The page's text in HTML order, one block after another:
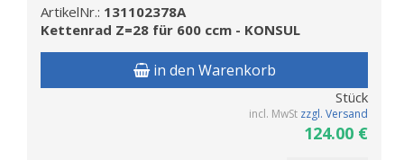
ArtikelNr.: 131102378A
Kettenrad Z=28 für 600 ccm - KONSUL
in den Warenkorb
Stück
incl. MwSt zzgl. Versand
124.00 €